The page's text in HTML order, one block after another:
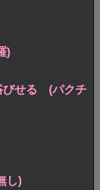
)
びせる (パクチ
し)